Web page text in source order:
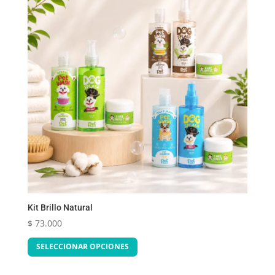
opciones
pueden
elegir
página
producto
Kit Brillo Natural
$ 73.000
SELECCIONAR OPCIONES
Este
producto